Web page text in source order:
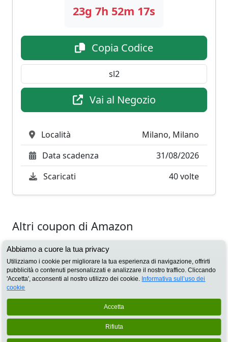
23g 7h 52m 16s
Copia Codice
Vai al Negozio
Località
Milano, Milano
Data scadenza
31/08/2026
Scaricati
40 volte
Altri coupon di Amazon
Non perderti il codice sconto Amazon e risparmia 30
euro sulla tua spesa Fresh
Abbiamo a cuore la tua privacy
Utilizziamo i cookie per migliorare la tua esperienza di navigazione, offrirti
pubblicità o contenuti personalizzati e analizzare il nostro traffico. Cliccando
'Accetta', acconsenti al nostro utilizzo dei cookie. Informativa sull’uso dei
cookie
Accetta
Rifiuta